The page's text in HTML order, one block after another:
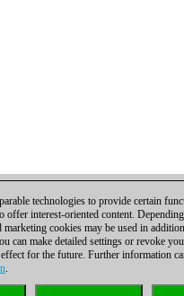
technologies to provide certain
offer interest-oriented content.
marketing cookies may be used in
can make detailed settings or revoke
for the future. Further information
.